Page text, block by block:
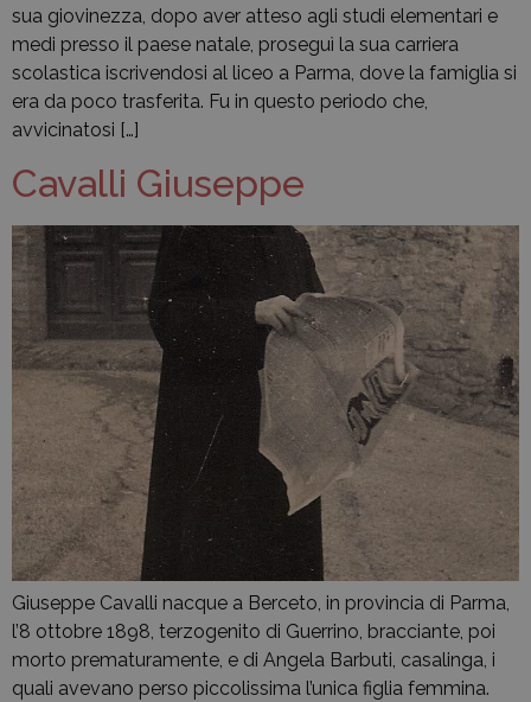
sua giovinezza, dopo aver atteso agli studi elementari e
medi presso il paese natale, proseguì la sua carriera
scolastica iscrivendosi al liceo a Parma, dove la famiglia si
era da poco trasferita. Fu in questo periodo che,
avvicinatosi […]
Cavalli Giuseppe
Giuseppe Cavalli nacque a Berceto, in provincia di Parma,
l’8 ottobre 1898, terzogenito di Guerrino, bracciante, poi
morto prematuramente, e di Angela Barbuti, casalinga, i
quali avevano perso piccolissima l’unica figlia femmina.